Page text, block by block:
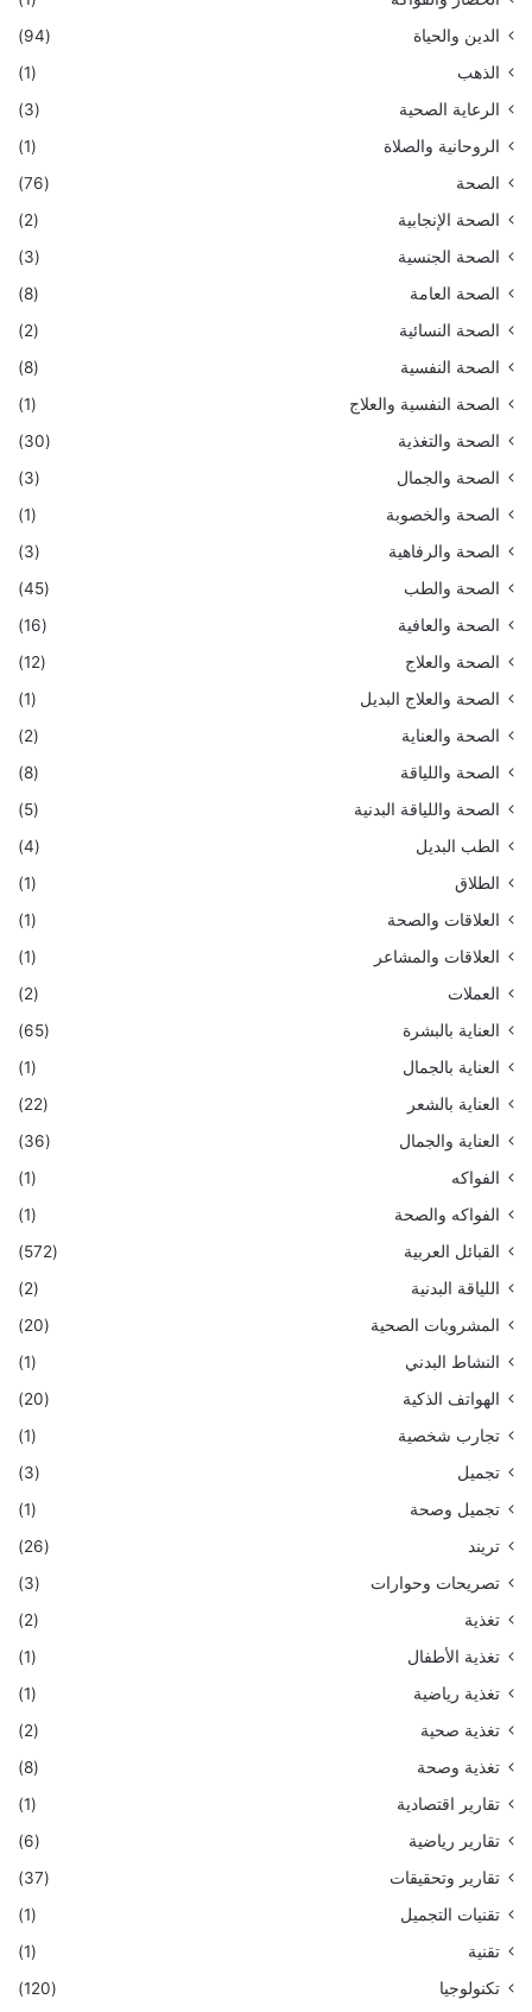
الدين والحياة
(94)
الذهب
(1)
الرعاية الصحية
(3)
الروحانية والصلاة
(1)
الصحة
(76)
الصحة الإنجابية
(2)
الصحة الجنسية
(3)
الصحة العامة
(8)
الصحة النسائية
(2)
الصحة النفسية
(8)
الصحة النفسية والعلاج
(1)
الصحة والتغذية
(30)
الصحة والجمال
(3)
الصحة والخصوبة
(1)
الصحة والرفاهية
(3)
الصحة والطب
(45)
الصحة والعافية
(16)
الصحة والعلاج
(12)
الصحة والعلاج البديل
(1)
الصحة والعناية
(2)
الصحة واللياقة
(8)
الصحة واللياقة البدنية
(5)
الطب البديل
(4)
الطلاق
(1)
العلاقات والصحة
(1)
العلاقات والمشاعر
(1)
العملات
(2)
العناية بالبشرة
(65)
العناية بالجمال
(1)
العناية بالشعر
(22)
العناية والجمال
(36)
الفواكه
(1)
الفواكه والصحة
(1)
القبائل العربية
(572)
اللياقة البدنية
(2)
المشروبات الصحية
(20)
النشاط البدني
(1)
الهواتف الذكية
(20)
تجارب شخصية
(1)
تجميل
(3)
تجميل وصحة
(1)
تريند
(26)
تصريحات وحوارات
(3)
تغذية
(2)
تغذية الأطفال
(1)
تغذية رياضية
(1)
تغذية صحية
(2)
تغذية وصحة
(8)
تقارير اقتصادية
(1)
تقارير رياضية
(6)
تقارير وتحقيقات
(37)
تقنيات التجميل
(1)
تقنية
(1)
تكنولوجيا
(120)